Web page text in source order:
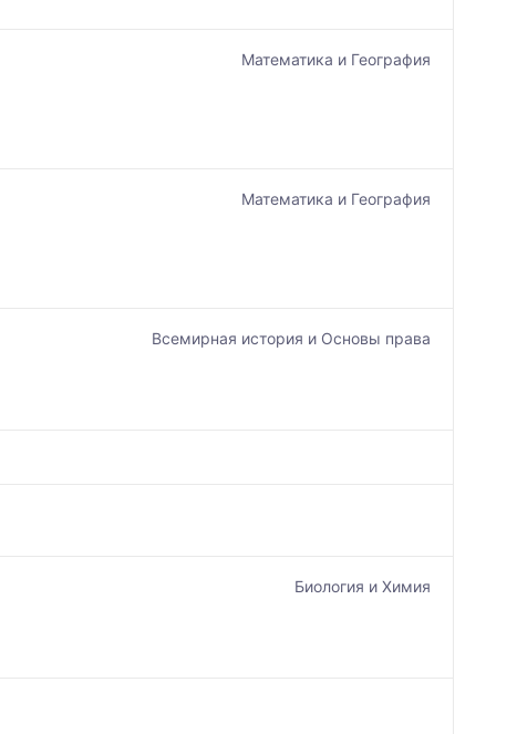
Математика и География
Математика и География
Всемирная история и Основы права
Биология и Химия